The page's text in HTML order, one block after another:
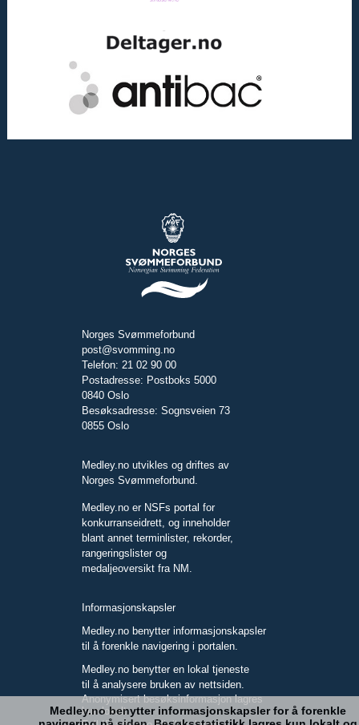
Norges Svømmeforbund
post@svomming.no
Telefon: 21 02 90 00
Postadresse: Postboks 5000
0840 Oslo
Besøksadresse: Sognsveien 73
0855 Oslo
Medley.no utvikles og driftes av
Norges Svømmeforbund.
Medley.no er NSFs portal for
konkurranseidrett, og inneholder
blant annet terminlister, rekorder,
rangeringslister og
medaljeoversikt fra NM.
Informasjonskapsler
Medley.no benytter informasjonskapsler
til å forenkle navigering i portalen.
Medley.no benytter en lokal tjeneste
til å analysere bruken av nettsiden.
Anonymisert besøksinformasjon lagres
kun lokalt.
Medley.no benytter informasjonskapsler for å forenkle